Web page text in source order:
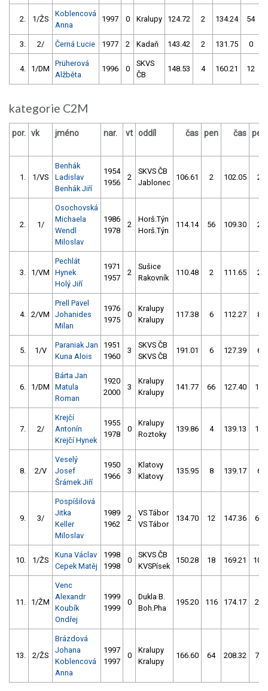
2. 1/ŽS
Koblencová
Anna
1997 0 Kralupy 124.72 2 134.24 54
3. 2/ Černá Lucie 1977 2 Kadaň 143.42 2 131.75 0
4. 1/DM
Prüherová
Alžběta
1996 0
SKVS
ČB
148.53 4 160.21 12
kategorie C2M
por. vk jméno nar. vt oddíl čas pen čas pen
1. 1/VS
Benhák
Ladislav
Benhák Jiří
1954
1956
2
SKVS ČB
Jablonec
106.61 2 102.05 2
2. 1/
Osochovská
Michaela
Wendl
Miloslav
1986
1978
2
Horš.Týn
Horš.Týn
114.14 56 109.30 2
3. 1/VM
Pechlát
Hynek
Holý Jiří
1971
1957
2
Sušice
Rakovník
110.48 2 111.65 2
4. 2/VM
Prell Pavel
Johanides
Milan
1976
1975
0
Kralupy
Kralupy
117.38 6 112.27 8
5. 1/V
Paraniak Jan
Kuna Alois
1951
1960
3
SKVS ČB
SKVS ČB
191.01 6 127.39 6
6. 1/DM
Bárta Jan
Matula
Roman
1920
2000
3
Kralupy
Kralupy
141.77 66 127.40 16
7. 2/
Krejčí
Antonín
Krejčí Hynek
1955
1978
0
Kralupy
Roztoky
139.86 4 139.13 12
8. 2/V
Veselý
Josef
Šrámek Jiří
1950
1966
3
Klatovy
Klatovy
135.95 8 139.17 6
9. 3/
Pospíšilová
Jitka
Keller
Miloslav
1989
1962
2
VS Tábor
VS Tábor
134.70 12 147.36 64
10. 1/ŽS
Kuna Václav
Cepek Matěj
1998
1998
0
SKVS ČB
KVSPísek
150.28 18 169.21 108
11. 1/ŽM
Venc
Alexandr
Koubík
Ondřej
1999
1999
0
Dukla B.
Boh.Pha
195.20 116 174.17 20
13. 2/ŽS
Brázdová
Johana
Koblencová
Anna
1997
1997
0
Kralupy
Kralupy
166.60 64 208.32 72